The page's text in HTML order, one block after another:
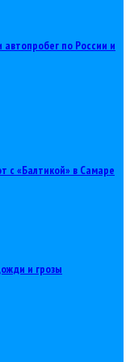
по России и
с «Балтикой» в Самаре
и грозы